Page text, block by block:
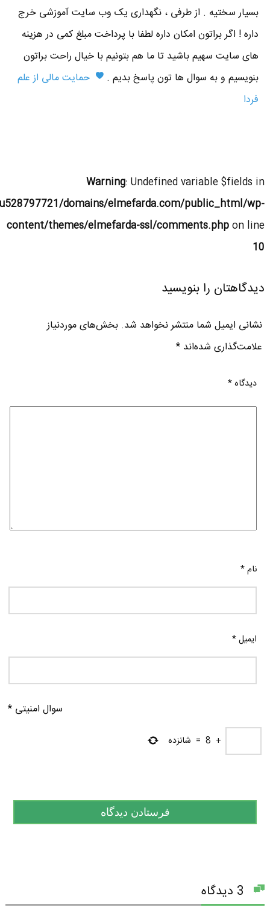
بسیار سختیه . از طرفی ، نگهداری یک وب سایت آموزشی خرج
داره ! اگر براتون امکان داره لطفا با پرداخت مبلغ کمی در هزینه
های سایت سهیم باشید تا ما هم بتونیم با خیال راحت براتون
بنویسیم و به سوال ها تون پاسخ بدیم .
حمایت مالی از علم
فردا
Warning: Undefined variable $fields in
domains/elmefarda.com/public_html/wp-
content/themes/elmefarda-ssl/comments.phpon line
10
دیدگاهتان را بنویسید
نشانی ایمیل شما منتشر نخواهد شد. بخش‌های موردنیاز
علامت‌گذاری شده‌اند*
دیدگاه*
نام*
ایمیل*
سوال امنیتی *
+
8
= شانزده